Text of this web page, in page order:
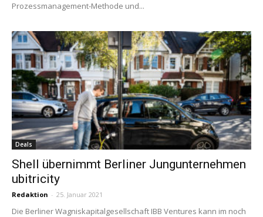
Prozessmanagement-Methode und...
Deals
Shell übernimmt Berliner Jungunternehmen
ubitricity
Redaktion - 25. Januar 2021
Die Berliner Wagniskapitalgesellschaft IBB Ventures kann im noch